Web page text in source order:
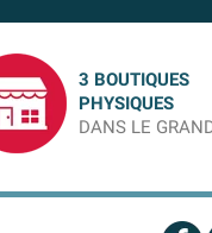
3 BOUTIQUES
PHYSIQUES
DANS LE